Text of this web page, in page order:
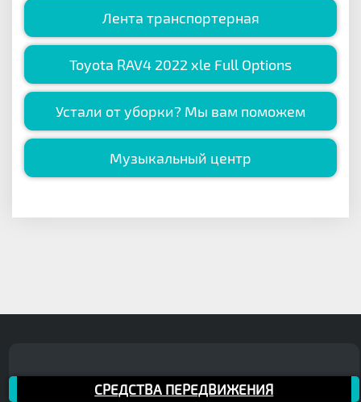
Лента транспортерная
Toyota RAV4 2022 xle Full Options
Устали от уборки? Мы вам поможем
Музыкальный центр
СРЕДСТВА ПЕРЕДВИЖЕНИЯ